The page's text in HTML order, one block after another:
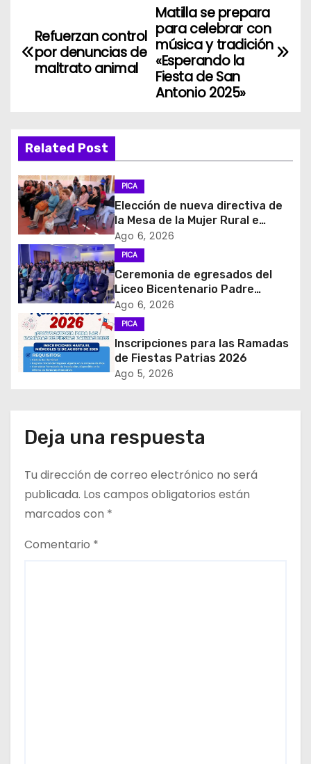
a
g
a
c
i
ó
n
d
e
e
t
a
d
a
Matilla se prepara
para celebrar con
música y tradición
«Esperando la
Fiesta de San
Antonio 2025»
Refuerzan control
por denuncias de
maltrato animal
Related Post
PICA
Elección de nueva directiva de
la Mesa de la Mujer Rural e
Indigena
Ago 6, 2026
PICA
Ceremonia de egresados del
Liceo Bicentenario Padre
Alberto Hurtado a la industria
minera
Ago 6, 2026
PICA
Inscripciones para las Ramadas
de Fiestas Patrias 2026
Ago 5, 2026
Deja una respuesta
Tu dirección de correo electrónico no será
publicada. Los campos obligatorios están
marcados con *
Comentario *